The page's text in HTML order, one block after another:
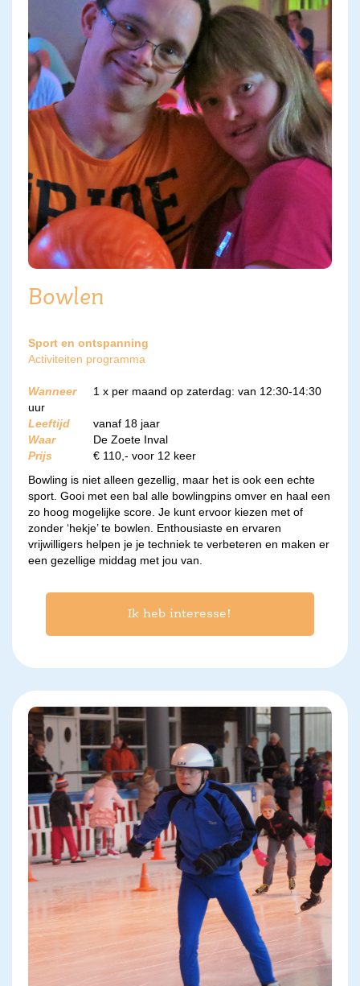
Bowlen
Sport en ontspanning
Activiteiten programma
Wanneer
1 x per maand op zaterdag: van 12:30-14:30
uur
Leeftijd
vanaf 18 jaar
Waar
De Zoete Inval
Prijs
€ 110,- voor 12 keer
Bowling is niet alleen gezellig, maar het is ook een echte
sport. Gooi met een bal alle bowlingpins omver en haal een
zo hoog mogelijke score. Je kunt ervoor kiezen met of
zonder ‘hekje’ te bowlen. Enthousiaste en ervaren
vrijwilligers helpen je je techniek te verbeteren en maken er
een gezellige middag met jou van.
Ik heb interesse!